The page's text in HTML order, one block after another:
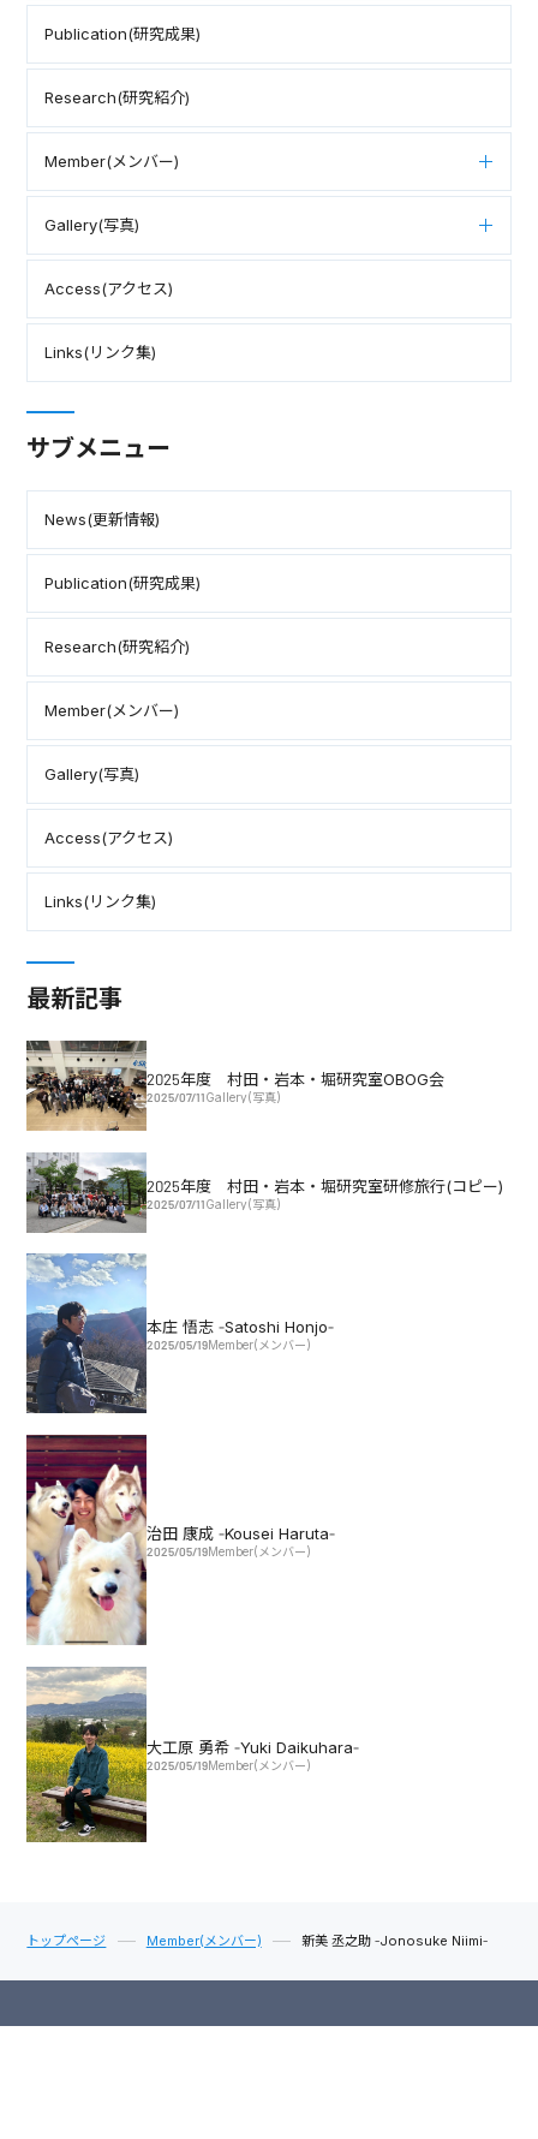
Publication(研究成果)
Research(研究紹介)
Member(メンバー)
Gallery(写真)
Access(アクセス)
Links(リンク集)
サブメニュー
News(更新情報)
Publication(研究成果)
Research(研究紹介)
Member(メンバー)
Gallery(写真)
Access(アクセス)
Links(リンク集)
最新記事
2025年度 村田・岩本・堀研究室OBOG会
2025/07/11Gallery(写真)
2025年度 村田・岩本・堀研究室研修旅行(コピー)
2025/07/11Gallery(写真)
本庄 悟志 -Satoshi Honjo-
2025/05/19Member(メンバー)
治田 康成 -Kousei Haruta-
2025/05/19Member(メンバー)
大工原 勇希 -Yuki Daikuhara-
2025/05/19Member(メンバー)
トップページ Member(メンバー) 新美 丞之助 -Jonosuke Niimi-